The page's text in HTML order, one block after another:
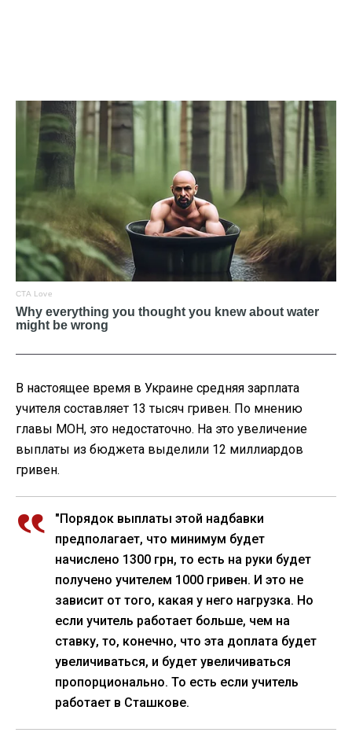
В настоящее время в Украине средняя зарплата
учителя составляет 13 тысяч гривен. По мнению
главы МОН, это недостаточно. На это увеличение
выплаты из бюджета выделили 12 миллиардов
гривен.
"Порядок выплаты этой надбавки
предполагает, что минимум будет
начислено 1300 грн, то есть на руки будет
получено учителем 1000 гривен. И это не
зависит от того, какая у него нагрузка. Но
если учитель работает больше, чем на
ставку, то, конечно, что эта доплата будет
увеличиваться, и будет увеличиваться
пропорционально. То есть если учитель
работает в Сташкове.